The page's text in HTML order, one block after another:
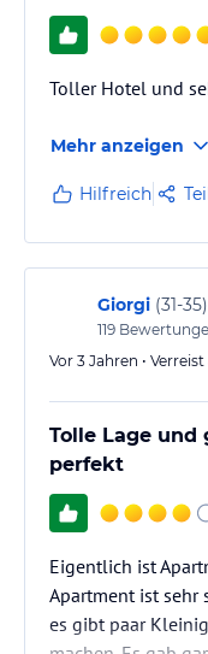
- Kultur und Erlebnisse:
Mountaincarts, Puschl’s
Rösnerköpfl usw.
Mit der Werfenweng
kostenfrei.
Hinweis:
Allgemeine
jeweiligen
Toller Hotel und
Mehr anzeigen
Hilfreich
Giorgi (31-35)
119
Vor 3 Jahren •
Tolle Lage
perfekt
Eigentlich ist
Apartment ist sehr
es gibt paar